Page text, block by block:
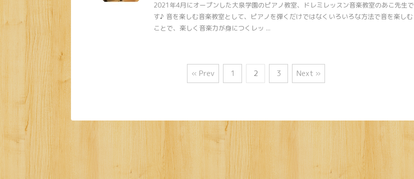
2021年4月にオープンした大泉学園のピアノ教室、ドレミレッスン音楽教室のあこ先生で
す♪ 音を楽しむ音楽教室として、ピアノを弾くだけではなくいろいろな方法で音を楽しむ
ことで、楽しく音楽力が身につくレッ ...
« Prev 1 2 3 Next »